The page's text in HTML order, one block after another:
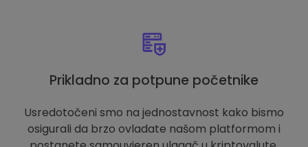
Prikladno za potpune početnike
Usredotočeni smo na jednostavnost kako bismo
osigurali da brzo ovladate našom platformom i